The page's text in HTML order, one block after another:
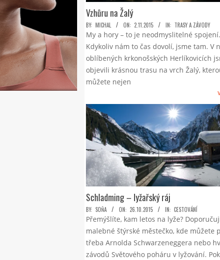
Vzhůru na Žalý
2015-
11-
02
BY: MICHAL ON: 2.11.2015 IN: TRASY A ZÁVODY
My a hory – to je neodmyslitelné spojení.
Kdykoliv nám to čas dovolí, jsme tam. V
oblíbených krkonošských Herlíkovicích
objevili krásnou trasu na vrch Žalý,
můžete nejen
Schladming – lyžařský ráj
2015-
10-
26
BY: SOŇA ON: 26.10.2015 IN: CESTOVÁNÍ
Přemýšlíte, kam letos na lyže?
malebné štýrské městečko, kde můžete
třeba Arnolda Schwarzeneggera nebo
závodů Světového poháru v lyžování.